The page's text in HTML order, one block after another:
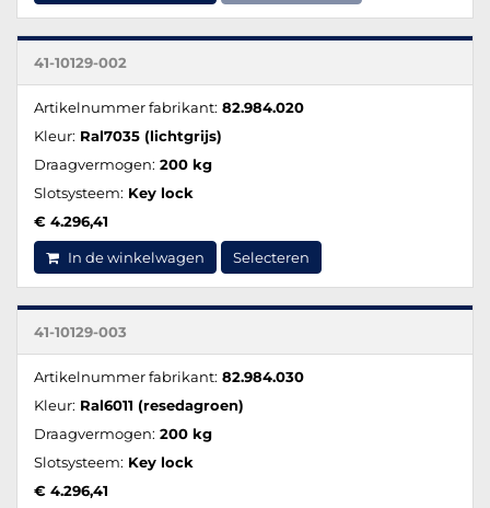
41-10129-002
Artikelnummer fabrikant: 82.984.020
Kleur: Ral7035 (lichtgrijs)
Draagvermogen: 200 kg
Slotsysteem: Key lock
€ 4.296,41
In de winkelwagen Selecteren
41-10129-003
Artikelnummer fabrikant: 82.984.030
Kleur: Ral6011 (resedagroen)
Draagvermogen: 200 kg
Slotsysteem: Key lock
€ 4.296,41